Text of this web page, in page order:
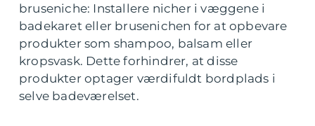
bruseniche: Installere nicher i væggene i
badekaret eller brusenichen for at opbevare
produkter som shampoo, balsam eller
kropsvask. Dette forhindrer, at disse
produkter optager værdifuldt bordplads i
selve badeværelset.